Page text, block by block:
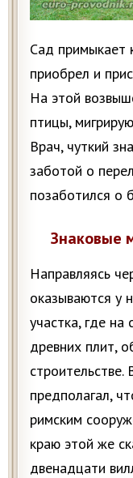
Сад примыкает
приобрел и
На этой
птицы,
Врач, чуткий
заботой о
позаботился о
Знаковые
Направляясь
оказываются у
участка, где на
древних плит,
строительстве.
предполагал,
римским
краю этой же
двенадцати